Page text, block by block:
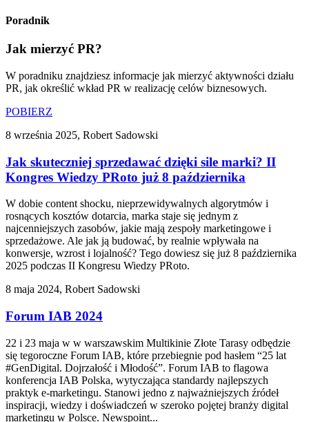
Poradnik
Jak mierzyć PR?
W poradniku znajdziesz informacje jak mierzyć aktywności działu
PR, jak określić wkład PR w realizację celów biznesowych.
POBIERZ
8 września 2025, Robert Sadowski
Jak skuteczniej sprzedawać dzięki sile marki? II
Kongres Wiedzy PRoto już 8 października
W dobie content shocku, nieprzewidywalnych algorytmów i
rosnących kosztów dotarcia, marka staje się jednym z
najcenniejszych zasobów, jakie mają zespoły marketingowe i
sprzedażowe. Ale jak ją budować, by realnie wpływała na
konwersje, wzrost i lojalność? Tego dowiesz się już 8 października
2025 podczas II Kongresu Wiedzy PRoto.
8 maja 2024, Robert Sadowski
Forum IAB 2024
22 i 23 maja w w warszawskim Multikinie Złote Tarasy odbędzie
się tegoroczne Forum IAB, które przebiegnie pod hasłem “25 lat
#GenDigital. Dojrzałość i Młodość”. Forum IAB to flagowa
konferencja IAB Polska, wytyczająca standardy najlepszych
praktyk e-marketingu. Stanowi jedno z najważniejszych źródeł
inspiracji, wiedzy i doświadczeń w szeroko pojętej branży digital
marketingu w Polsce. Newspoint...